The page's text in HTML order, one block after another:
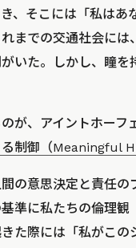
、そこには「私は
までの交通社会には
いた。しかし、瞳
が、アイントホーフ
る制御（Meaningful
の意思決定と責任
準に私たちの倫理
た際には「私がこ